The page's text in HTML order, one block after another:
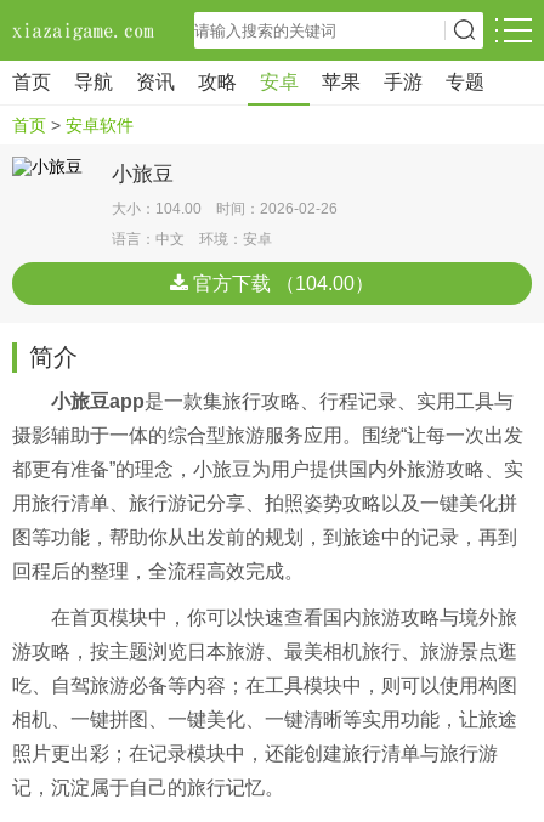
首页 导航 资讯 攻略 安卓 苹果 手游 专题
首页 > 安卓软件
小旅豆
大小：104.00 时间：2026-02-26
语言：中文 环境：安卓
官方下载 （104.00）
简介
小旅豆app是一款集旅行攻略、行程记录、实用工具与
摄影辅助于一体的综合型旅游服务应用。围绕“让每一次出发
都更有准备”的理念，小旅豆为用户提供国内外旅游攻略、实
用旅行清单、旅行游记分享、拍照姿势攻略以及一键美化拼
图等功能，帮助你从出发前的规划，到旅途中的记录，再到
回程后的整理，全流程高效完成。
在首页模块中，你可以快速查看国内旅游攻略与境外旅
游攻略，按主题浏览日本旅游、最美相机旅行、旅游景点逛
吃、自驾旅游必备等内容；在工具模块中，则可以使用构图
相机、一键拼图、一键美化、一键清晰等实用功能，让旅途
照片更出彩；在记录模块中，还能创建旅行清单与旅行游
记，沉淀属于自己的旅行记忆。